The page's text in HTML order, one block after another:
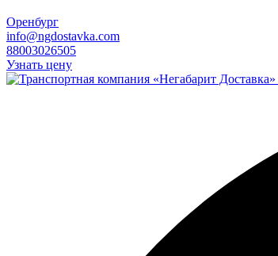
Оренбург
info@ngdostavka.com
88003026505
Узнать цену